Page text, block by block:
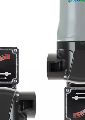
zijn
ultraschone,
filters spelen een
waar zelfs
veiligheid en
in gevaar kunnen
fijne deeltjes en
ervoor dat
voor